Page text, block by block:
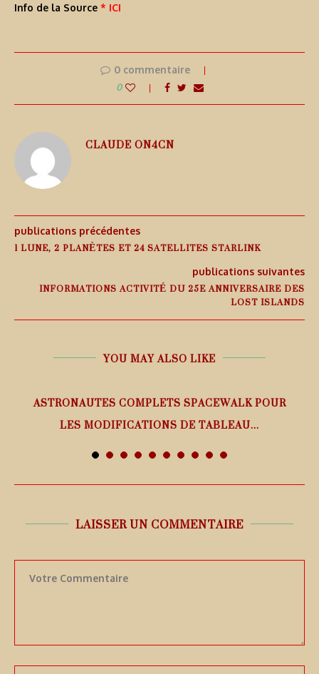
Info de la Source * ICI
0 commentaire
0
CLAUDE ON4CN
publications précédentes
1 LUNE, 2 PLANÈTES ET 24 SATELLITES STARLINK
publications suivantes
INFORMATIONS ACTIVITÉ DU 25E ANNIVERSAIRE DES
LOST ISLANDS
YOU MAY ALSO LIKE
ASTRONAUTES COMPLETS SPACEWALK POUR
LES MODIFICATIONS DE TABLEAU...
LAISSER UN COMMENTAIRE